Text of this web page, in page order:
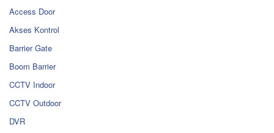
Access Door
Akses Kontrol
Barrier Gate
Boom Barrier
CCTV Indoor
CCTV Outdoor
DVR